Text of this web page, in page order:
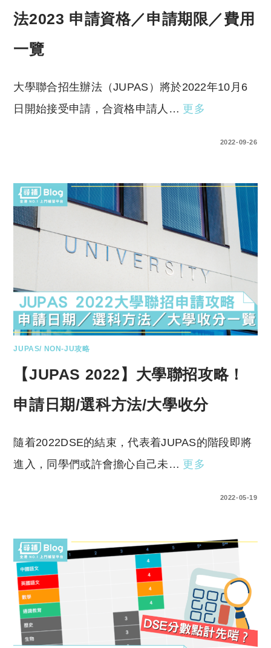
法2023 申請資格／申請期限／費用
一覽
大學聯合招生辦法（JUPAS）將於2022年10月6
日開始接受申請，合資格申請人… 更多
2022-09-26
JUPAS/ NON-JU攻略
【JUPAS 2022】大學聯招攻略！
申請日期/選科方法/大學收分
隨着2022DSE的結束，代表着JUPAS的階段即將
進入，同學們或許會擔心自己未… 更多
2022-05-19